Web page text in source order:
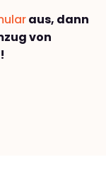
aus, dann
von